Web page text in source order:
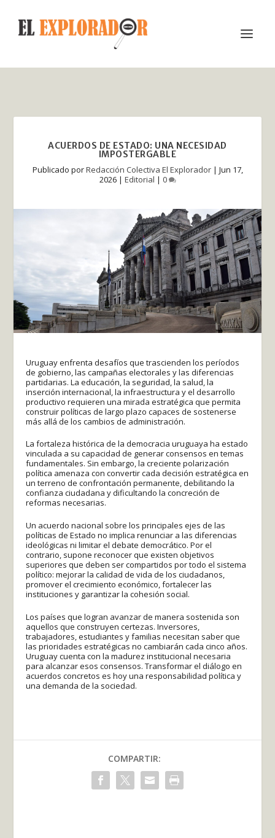
ACUERDOS DE ESTADO: UNA NECESIDAD
IMPOSTERGABLE
Publicado porRedacción Colectiva El Explorador| Jun 17,
2026| Editorial | 0
Uruguay enfrenta desafíos que trascienden los períodos
de gobierno, las campañas electorales y las diferencias
partidarias. La educación, la seguridad, la salud, la
inserción internacional, la infraestructura y el desarrollo
productivo requieren una mirada estratégica que permita
construir políticas de largo plazo capaces de sostenerse
más allá de los cambios de administración.
La fortaleza histórica de la democracia uruguaya ha estado
vinculada a su capacidad de generar consensos en temas
fundamentales. Sin embargo, la creciente polarización
política amenaza con convertir cada decisión estratégica en
un terreno de confrontación permanente, debilitando la
confianza ciudadana y dificultando la concreción de
reformas necesarias.
Un acuerdo nacional sobre los principales ejes de las
políticas de Estado no implica renunciar a las diferencias
ideológicas ni limitar el debate democrático. Por el
contrario, supone reconocer que existen objetivos
superiores que deben ser compartidos por todo el sistema
político: mejorar la calidad de vida de los ciudadanos,
promover el crecimiento económico, fortalecer las
instituciones y garantizar la cohesión social.
Los países que logran avanzar de manera sostenida son
aquellos que construyen certezas. Inversores,
trabajadores, estudiantes y familias necesitan saber que
las prioridades estratégicas no cambiarán cada cinco años.
Uruguay cuenta con la madurez institucional necesaria
para alcanzar esos consensos. Transformar el diálogo en
acuerdos concretos es hoy una responsabilidad política y
una demanda de la sociedad.
COMPARTIR: